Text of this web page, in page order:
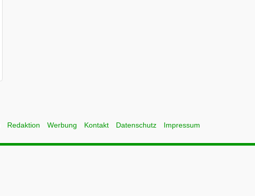
Redaktion Werbung Kontakt Datenschutz Impressum